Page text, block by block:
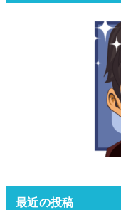
最近の投稿